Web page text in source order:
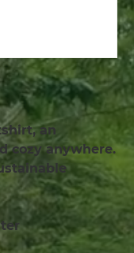
an
cozy anywhere.